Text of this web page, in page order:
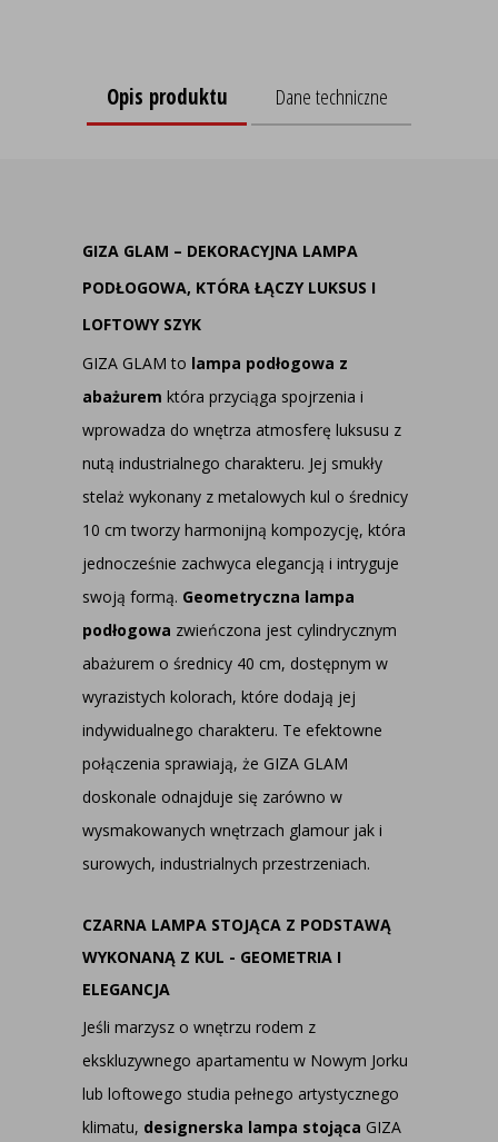
Opis produktu Dane techniczne
GIZA GLAM – DEKORACYJNA LAMPA
PODŁOGOWA, KTÓRA ŁĄCZY LUKSUS I
LOFTOWY SZYK
GIZA GLAM to lampa podłogowa z
abażurem która przyciąga spojrzenia i
wprowadza do wnętrza atmosferę luksusu z
nutą industrialnego charakteru. Jej smukły
stelaż wykonany z metalowych kul o średnicy
10 cm tworzy harmonijną kompozycję, która
jednocześnie zachwyca elegancją i intryguje
swoją formą. Geometryczna lampa
podłogowa zwieńczona jest cylindrycznym
abażurem o średnicy 40 cm, dostępnym w
wyrazistych kolorach, które dodają jej
indywidualnego charakteru. Te efektowne
połączenia sprawiają, że GIZA GLAM
doskonale odnajduje się zarówno w
wysmakowanych wnętrzach glamour jak i
surowych, industrialnych przestrzeniach.
CZARNA LAMPA STOJĄCA Z PODSTAWĄ
WYKONANĄ Z KUL - GEOMETRIA I
ELEGANCJA
Jeśli marzysz o wnętrzu rodem z
ekskluzywnego apartamentu w Nowym Jorku
lub loftowego studia pełnego artystycznego
klimatu, designerska lampa stojąca GIZA